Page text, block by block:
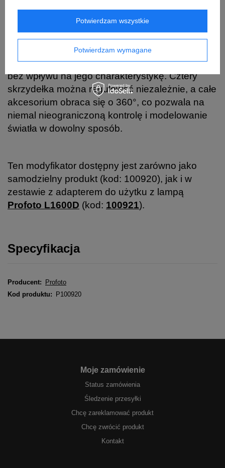
Profoto Barndoor 234 mm został
zaprojektowany z myślą o precyzyjnym
ograniczaniu i kształtowaniu strumienia światła
bez wpływu na jego charakterystykę. Cztery
skrzydełka można regulować niezależnie, a całe
akcesorium obraca się o 360°, co pozwala na
niemal nieograniczoną kontrolę i modelowanie
światła w dowolny sposób.
Ten modyfikator dostępny jest zarówno jako
samodzielny produkt (kod: 100920), jak i w
zestawie z adapterem do użytku z lampą
Profoto L1600D (kod: 100921).
Specyfikacja
Producent: Profoto
Kod produktu: P100920
Moje zamówienie
Status zamówienia
Śledzenie przesyłki
Chcę zareklamować produkt
Chcę zwrócić produkt
Kontakt
Potwierdzam wymagane
Potwierdzam wszystkie